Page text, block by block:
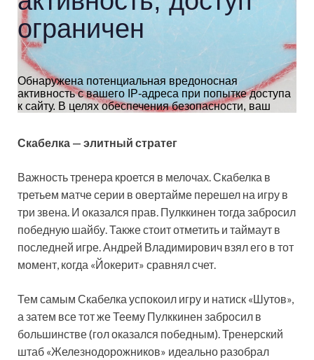
Скабелка — элитный стратег
Важность тренера кроется в мелочах. Скабелка в
третьем матче серии в овертайме перешел на игру в
три звена. И оказался прав. Пулккинен тогда забросил
победную шайбу. Также стоит отметить и таймаут в
последней игре. Андрей Владимирович взял его в тот
момент, когда «Йокерит» сравнял счет.
Тем самым Скабелка успокоил игру и натиск «Шутов»,
а затем все тот же Теему Пулккинен забросил в
большинстве (гол оказался победным). Тренерский
штаб «Железнодорожников» идеально разобрал